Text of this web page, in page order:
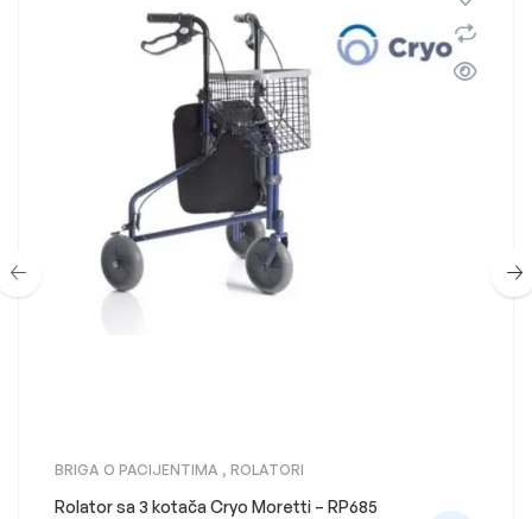
BRIGA O PACIJENTIMA , ROLATORI
Rolator sa 3 kotača Cryo Moretti – RP685